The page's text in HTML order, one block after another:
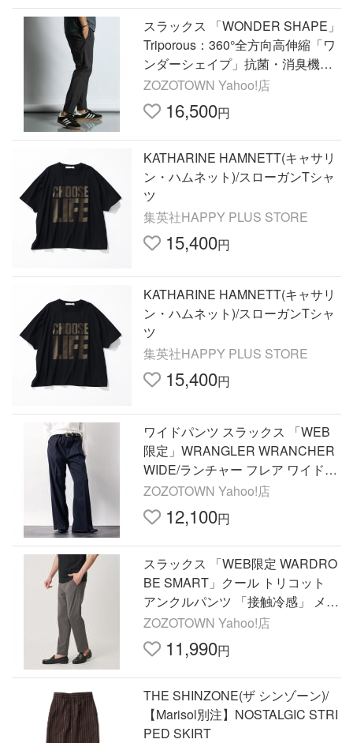
スラックス 「WONDER SHAPE」
Triporous：360°全方向高伸縮「ワ
ンダーシェイプ」抗菌・消臭機能
スリムテーパードパンツ メンズ
ZOZOTOWN Yahoo!店
16,500円
KATHARINE HAMNETT(キャサリ
ン・ハムネット)/スローガンTシャ
ツ
集英社HAPPY PLUS STORE
15,400円
KATHARINE HAMNETT(キャサリ
ン・ハムネット)/スローガンTシャ
ツ
集英社HAPPY PLUS STORE
15,400円
ワイドパンツ スラックス 「WEB
限定」WRANGLER WRANCHER
WIDE/ランチャー フレア ワイドパ
ンツ メンズ レディース
ZOZOTOWN Yahoo!店
12,100円
スラックス 「WEB限定 WARDRO
BE SMART」クール トリコット
アンクルパンツ 「接触冷感」 メン
ズ
ZOZOTOWN Yahoo!店
11,990円
THE SHINZONE(ザ シンゾーン)/
【Marisol別注】NOSTALGIC STRI
PED SKIRT